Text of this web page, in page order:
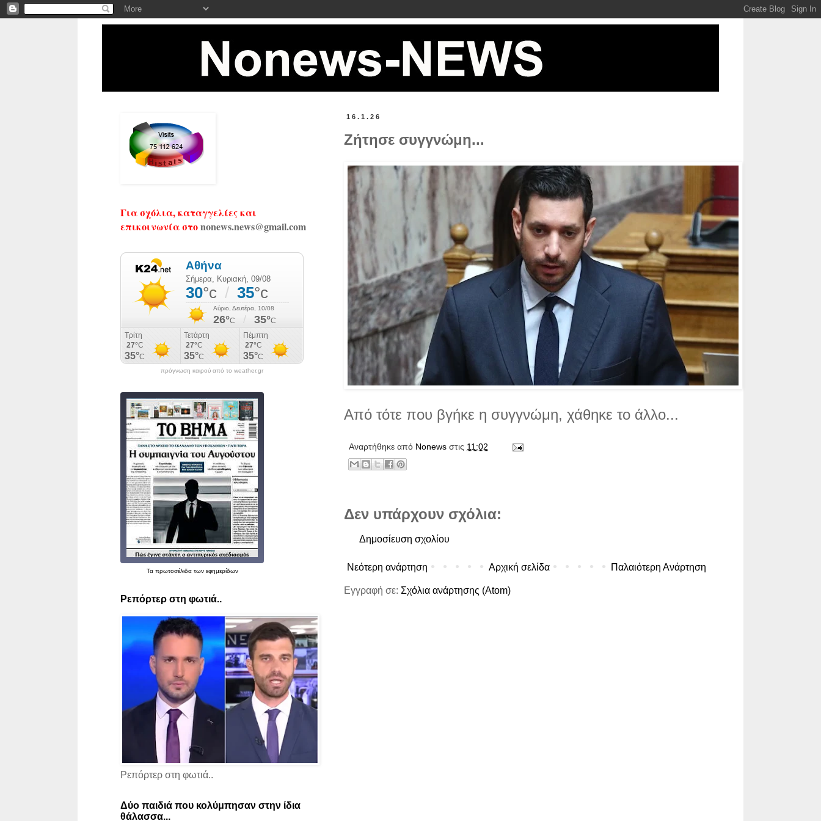
16.1.26
Ζήτησε συγγνώμη...
Από τότε που βγήκε η συγγνώμη, χάθηκε το άλλο...
Αναρτήθηκε από Νonews στις 11:02
Δεν υπάρχουν σχόλια:
Δημοσίευση σχολίου
Νεότερη ανάρτηση Παλαιότερη Ανάρτηση
Αρχική σελίδα
Εγγραφή σε: Σχόλια ανάρτησης (Atom)
Για σχόλια, καταγγελίες και
επικοινωνία στοnonews.news@gmail.com
πρόγνωση καιρού από το weather.gr
Τα πρωτοσέλιδατων εφημερίδων
Ρεπόρτερ στη φωτιά..
Ρεπόρτερ στη φωτιά..
Δύο παιδιά που κολύμπησαν στην ίδια
θάλασσα...